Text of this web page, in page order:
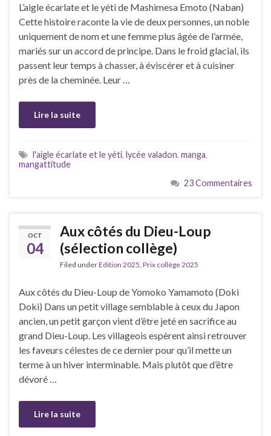
L’aigle écarlate et le yéti de Mashimesa Emoto (Naban)
Cette histoire raconte la vie de deux personnes, un noble
uniquement de nom et une femme plus âgée de l’armée,
mariés sur un accord de principe. Dans le froid glacial, ils
passent leur temps à chasser, à éviscérer et à cuisiner
près de la cheminée. Leur …
Lire la suite
l'aigle écarlate et le yéti, lycée valadon, manga,
mangattitude
23 Commentaires
OCT
04
Aux côtés du Dieu-Loup
(sélection collège)
Filed underEdition 2025 Prix collège 2025
Aux côtés du Dieu-Loup de Yomoko Yamamoto (Doki
Doki) Dans un petit village semblable à ceux du Japon
ancien, un petit garçon vient d’être jeté en sacrifice au
grand Dieu-Loup. Les villageois espèrent ainsi retrouver
les faveurs célestes de ce dernier pour qu’il mette un
terme à un hiver interminable. Mais plutôt que d’être
dévoré …
Lire la suite